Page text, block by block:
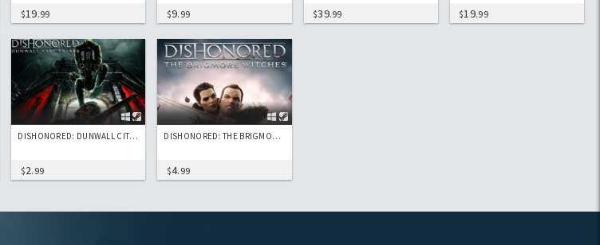
$19.99 $9.99 $39.99 $19.99
DISHONORED: DUNWALL CITY TRIALS
$2.99
DISHONORED: THE BRIGMORE WITCHES
$4.99